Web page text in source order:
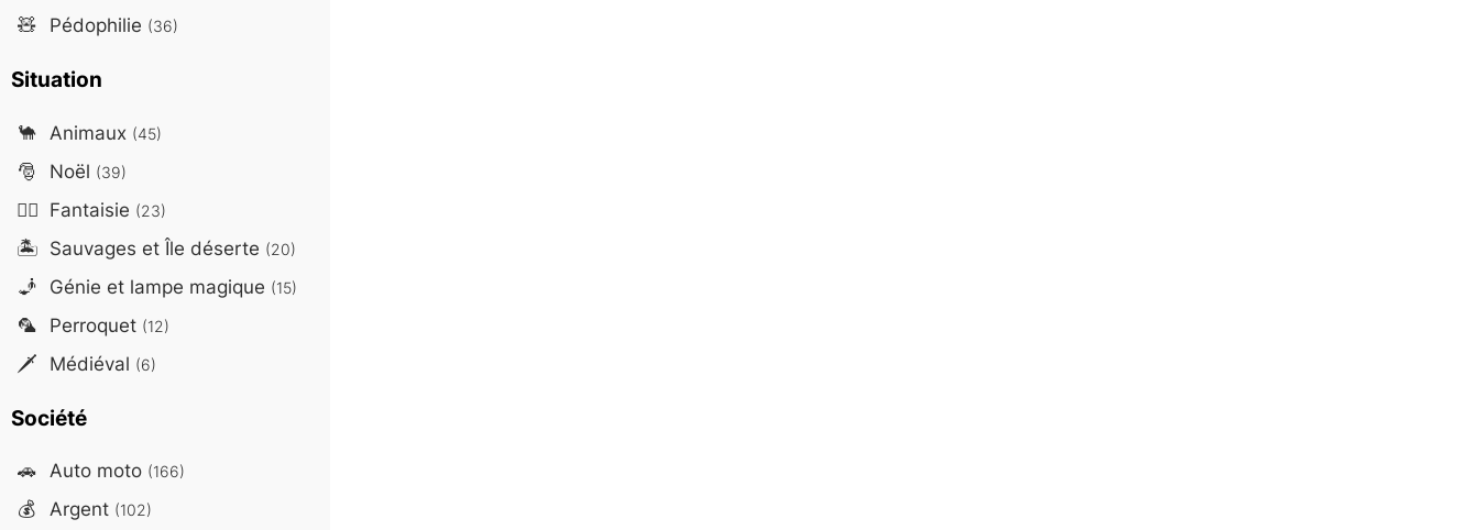
🧸 Pédophilie (36)
Situation
🐪 Animaux (45)
🎅 Noël (39)
🧙‍♂️ Fantaisie (23)
🏝️ Sauvages et Île déserte (20)
🧞 Génie et lampe magique (15)
🦜 Perroquet (12)
🗡️ Médiéval (6)
Société
🚗 Auto moto (166)
💰 Argent (102)